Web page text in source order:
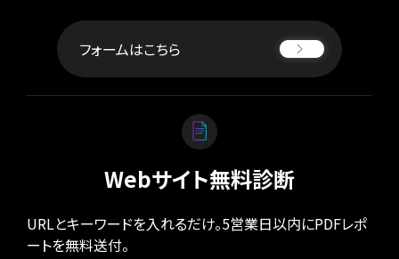
フォームはこちら
Webサイト無料診断
URLとキーワードを入れるだけ。5営業日以内にPDFレポ
ートを無料送付。